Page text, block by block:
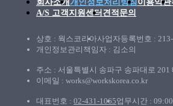
회사소개 개인정보처리방침 이용약관
A/S 고객지원센터 견적문의
상호 : 웍스코리아사업자등록번호 :
개인정보관리책임자 : 김소의
주소 : 서울특별시 송파구 송파대로 201
이메일 : works@workskorea.co.kr
대표번호 : 02-431-1065업무시간 :